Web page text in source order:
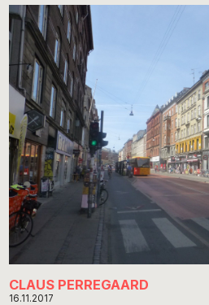
CLAUS PERREGAARD
16.11.2017